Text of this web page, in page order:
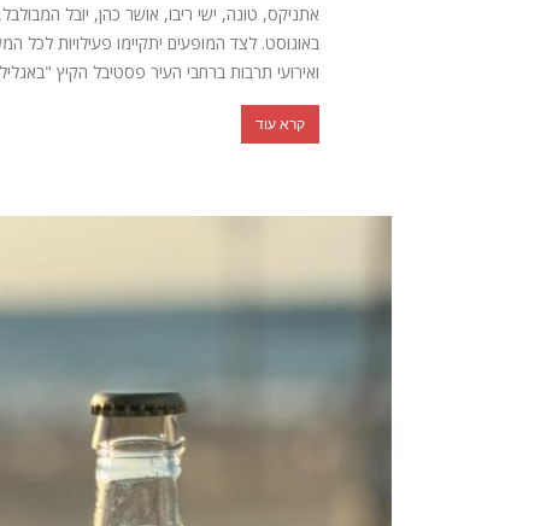
באוגוסט. לצד המופעים יתקיימו פעילויות לכל
ואירועי תרבות ברחבי העיר פסטיבל הקיץ
קרא עוד